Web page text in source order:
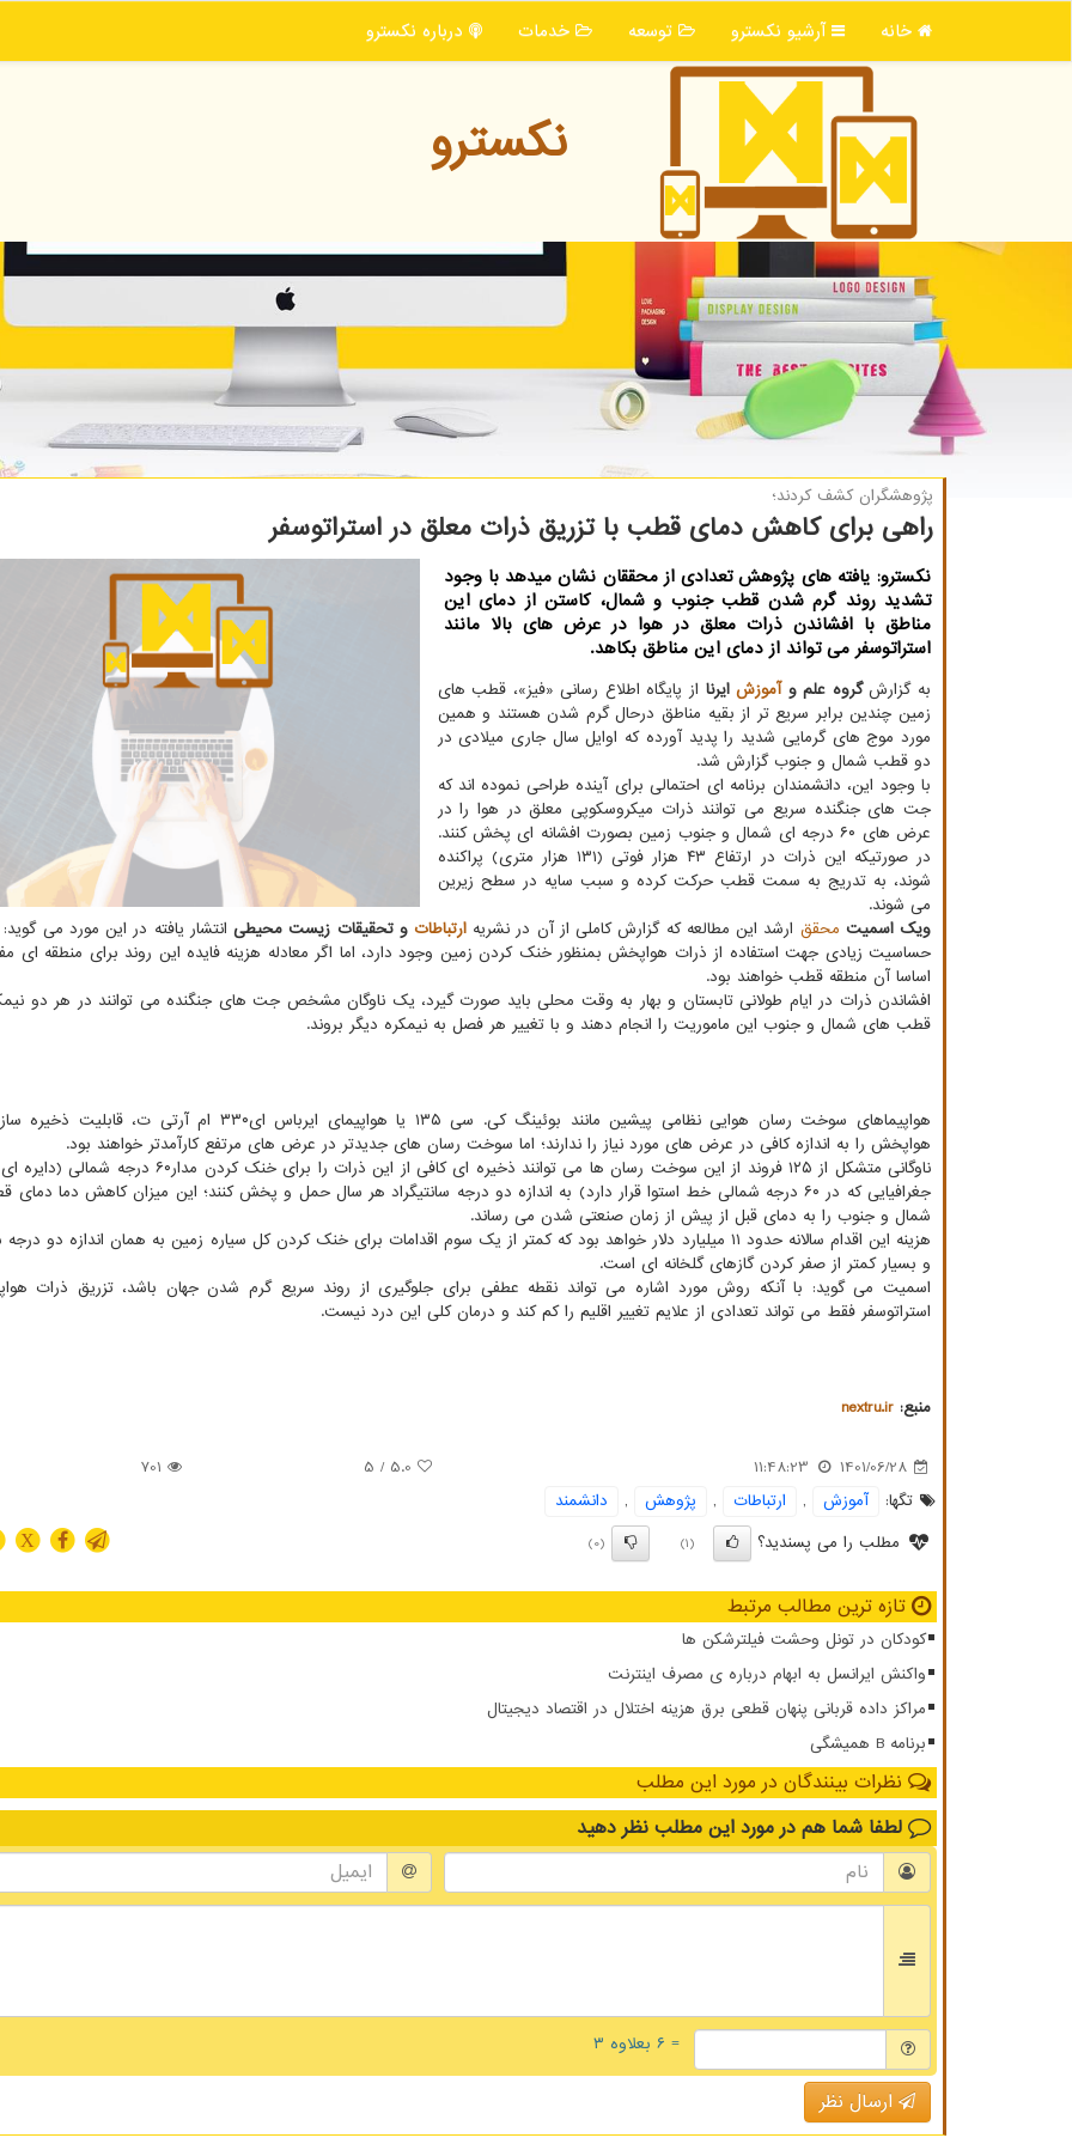
خانه آرشیو نكسترو توسعه خدمات درباره نكسترو
نكسترو
پژوهشگران كشف كردند؛
راهی برای کاهش دمای قطب با تزریق ذرات معلق در استراتوسفر
نکسترو: یافته های پژوهش تعدادی از محققان نشان میدهد با وجود
تشدید روند گرم شدن قطب جنوب و شمال، کاستن از دمای این
مناطق با افشاندن ذرات معلق در هوا در عرض های بالا مانند
استراتوسفر می تواند از دمای این مناطق بکاهد.
به گزارشگروه علم وآموزشایرنا از پایگاه اطلاع رسانی «فیز»، قطب های
زمین چندین برابر سریع تر از بقیه مناطق درحال گرم شدن هستند و همین
مورد موج های گرمایی شدید را پدید آورده که اوایل سال جاری میلادی در
دو قطب شمال و جنوب گزارش شد.
با وجود این، دانشمندان برنامه ای احتمالی برای آینده طراحی نموده اند که
جت های جنگنده سریع می توانند ذرات میکروسکوپی معلق در هوا را در
عرض های ۶۰ درجه ای شمال و جنوب زمین بصورت افشانه ای پخش کنند.
در صورتیکه این ذرات در ارتفاع ۴۳ هزار فوتی (۱۳۱ هزار متری) پراکنده
شوند، به تدریج به سمت قطب حرکت کرده و سبب سایه در سطح زیرین
می شوند.
ویک اسمیت محقق ارشد این مطالعه که گزارش کاملی از آن در نشریه ارتباطات و تحقیقات زیست محیطیانتشار یافته در این مورد می گوید:
حساسیت زیادی جهت استفاده از ذرات هواپخش بمنظور خنک کردن زمین وجود دارد، اما اگر معادله هزینه فایده این روند برای منطقه ای
اساسا آن منطقه قطب خواهند بود.
افشاندن ذرات در ایام طولانی تابستان و بهار به وقت محلی باید صورت گیرد، یک ناوگان مشخص جت های جنگنده می توانند در هر دو
قطب های شمال و جنوب این ماموریت را انجام دهند و با تغییر هر فصل به نیمکره دیگر بروند.
هواپیماهای سوخت رسان هوایی نظامی پیشین مانند بوئینگ کی. سی ۱۳۵ یا هواپیمای ایرباس ای۳۳۰ ام
هواپخش را به اندازه کافی در عرض های مورد نیاز را ندارند؛ اما سوخت رسان های جدیدتر در عرض های مرتفع کارآمدتر خواهند بود.
ناوگانی متشکل از ۱۲۵ فروند از این سوخت رسان ها می توانند ذخیره ای کافی از این ذرات را برای خنک
جغرافیایی که در ۶۰ درجه شمالی خط استوا قرار دارد) به اندازه دو درجه سانتیگراد هر سال حمل و پخش کنند؛ این میزان کاهش دما
شمال و جنوب را به دمای قبل از پیش از زمان صنعتی شدن می رساند.
هزینه این اقدام سالانه حدود ۱۱ میلیارد دلار خواهد بود که کمتر از یک سوم اقدامات برای خنک کردن کل سیاره زمین به همان اندازه دو
و بسیار کمتر از صفر کردن گازهای گلخانه ای است.
اسمیت می گوید: با آنکه روش مورد اشاره می تواند نقطه عطفی برای جلوگیری از روند سریع گرم شدن جهان باشد، تزریق ذرات
استراتوسفر فقط می تواند تعدادی از علایم تغییر اقلیم را کم کند و درمان کلی این درد نیست.
منبع: nextru.ir
1401/06/28
11:48:23
5.0
/ 5
701
تگها:
آموزش , ارتباطات , پژوهش ,
دانشمند
مطلب را می پسندید؟
(1)
(0)
X
تازه ترین مطالب مرتبط
کودکان در تونل وحشت فیلترشکن ها
واکنش ایرانسل به ابهام درباره ی مصرف اینترنت
مراکز داده قربانی پنهان قطعی برق هزینه اختلال در اقتصاد دیجیتال
برنامه B همیشگی
نظرات بینندگان در مورد این مطلب
لطفا شما هم در مورد این مطلب نظر دهید
= ۶ بعلاوه ۳
ارسال نظر